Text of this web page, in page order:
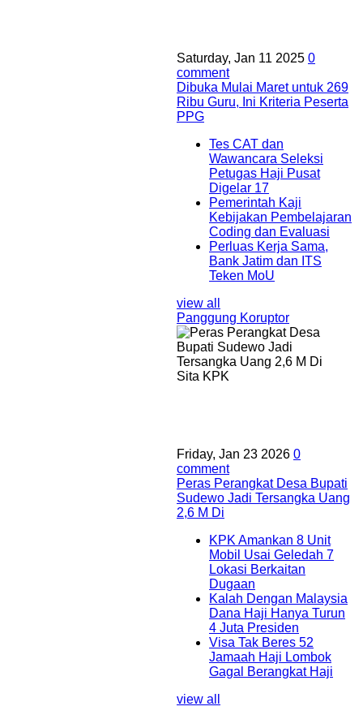
Saturday, Jan 11 2025 0
comment
Dibuka Mulai Maret untuk 269
Ribu Guru, Ini Kriteria Peserta
PPG
Tes CAT dan
Wawancara Seleksi
Petugas Haji Pusat
Digelar 17
Pemerintah Kaji
Kebijakan Pembelajaran
Coding dan Evaluasi
Perluas Kerja Sama,
Bank Jatim dan ITS
Teken MoU
view all
Panggung Koruptor
Friday, Jan 23 2026 0
comment
Peras Perangkat Desa Bupati
Sudewo Jadi Tersangka Uang
2,6 M Di
KPK Amankan 8 Unit
Mobil Usai Geledah 7
Lokasi Berkaitan
Dugaan
Kalah Dengan Malaysia
Dana Haji Hanya Turun
4 Juta Presiden
Visa Tak Beres 52
Jamaah Haji Lombok
Gagal Berangkat Haji
view all